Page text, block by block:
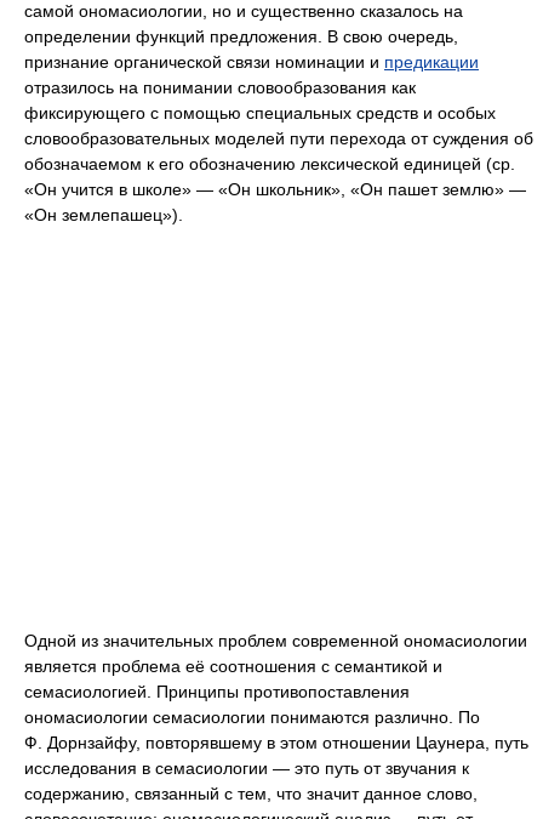
самой ономасиологии, но и существенно сказалось на
определении функций предложения. В свою очередь,
признание органической связи номинации и предикации
отразилось на понимании словообразования как
фиксирующего с помощью специальных средств и особых
словообразовательных моделей пути перехода от суждения об
обозначаемом к его обозначению лексической единицей (ср.
«Он учится в школе» — «Он школьник», «Он пашет землю» —
«Он землепашец»).
Одной из значительных проблем современной ономасиологии
является проблема её соотношения с семантикой и
семасиологией. Принципы противопоставления
ономасиологии семасиологии понимаются различно. По
Ф. Дорнзайфу, повторявшему в этом отношении Цаунера, путь
исследования в семасиологии — это путь от звучания к
содержанию, связанный с тем, что значит данное слово,